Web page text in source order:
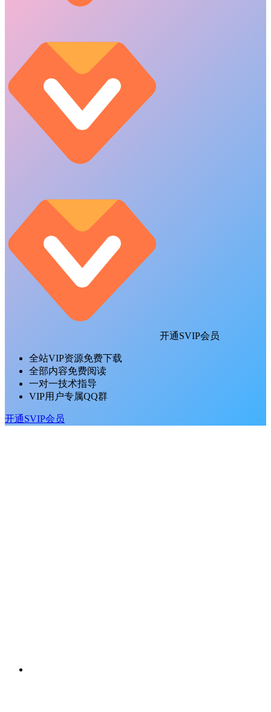
开通SVIP会员
全站VIP资源免费下载
全部内容免费阅读
一对一技术指导
VIP用户专属QQ群
开通SVIP会员